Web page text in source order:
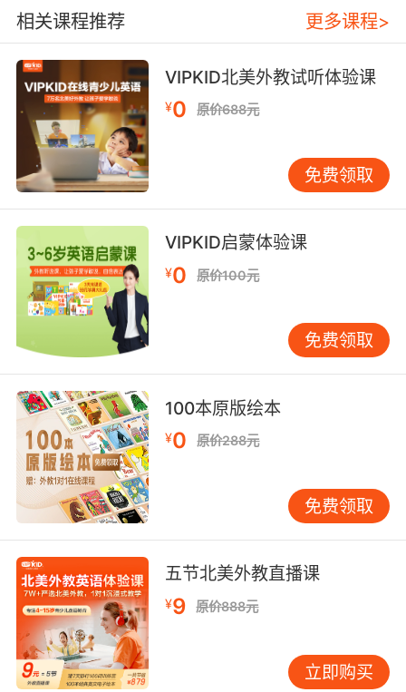
累。 游戏化学习是最佳途径。通过英文儿歌、角
色扮演、绘本共读等趣味活动，让孩子在玩乐中
接触英语。例如，在日常生活中自然融入简单指
令，如“Let’s wash hands”，帮助孩子在真实情
境中理解语言。 创设语言环境至关重要。无需全
天候英语环境，每天固定的“英语时间”就能见
效，比如睡前的英文绘本时光或每周的英文动画
时间。关键是让孩子感到英语是生活的一部分，
而非一项任务。 选择合适的材料也有讲究。应选
择重复性强、情节简单、贴近幼儿生活的资源，
如关于家庭、动物、食物的儿歌或绘本，这样孩
子更易理解和产生共鸣。 避免常见的误区 在启蒙
过程中，家长需警惕几个常见误区。 不要过早追
求成果。期望孩子快速掌握大量单词甚至语法，
可能破坏其学习兴趣。幼儿阶段的英语学习应是
浸润式的，重在体验过程。 不要过度依赖翻译。
当孩子接触新词时，不必急于提供中文解释。可
借助图片、动作或实物来辅助理解。例如，教
“apple”时，直接展示苹果比翻译更有效。 不要忽
视母语发展。英语启蒙不应以牺牲母语能力为代
价。扎实的母语基础反而会促进第二语言学习，
因为语言学习的能力是相通的。应确保孩子在母
语环境中也能获得充分发展。 英语启蒙的长远影
响 从更广阔的视角看，幼儿英语启蒙的意义深
远。它不仅是语言技能的学习，更是孩子接触多
元文化的窗口，有助于从小培养包容、开放的世
界观。 英文儿歌的旋律、绘本的图画风格、动画
片中传递的价值观，都在潜移默化中塑造孩子的
审美与认知。这种早期的跨文化体验，能培养孩
相关课程推荐 更多课程>
VIPKID北美外教试听体验课
¥0 原价688元
免费领取
VIPKID启蒙体验课
¥0 原价100元
免费领取
100本原版绘本
¥0 原价288元
免费领取
五节北美外教直播课
¥9 原价888元
立即购买